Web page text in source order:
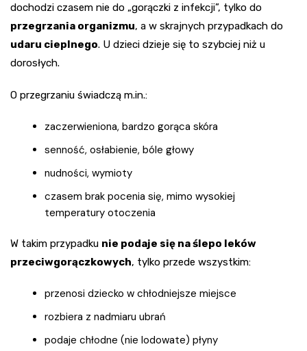
dochodzi czasem nie do „gorączki z infekcji”, tylko do
przegrzania organizmu, a w skrajnych przypadkach do
udaru cieplnego. U dzieci dzieje się to szybciej niż u
dorosłych.
O przegrzaniu świadczą m.in.:
zaczerwieniona, bardzo gorąca skóra
senność, osłabienie, bóle głowy
nudności, wymioty
czasem brak pocenia się, mimo wysokiej
temperatury otoczenia
W takim przypadku nie podaje się na ślepo leków
przeciwgorączkowych, tylko przede wszystkim:
przenosi dziecko w chłodniejsze miejsce
rozbiera z nadmiaru ubrań
podaje chłodne (nie lodowate) płyny